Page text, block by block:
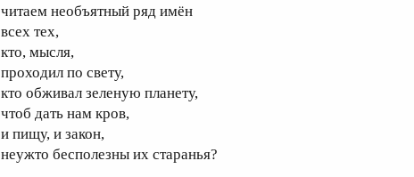
читаем необъятный ряд имён
всех тех,
кто, мысля,
проходил по свету,
кто обживал зеленую планету,
чтоб дать нам кров,
и пищу, и закон,
неужто бесполезны их старанья?